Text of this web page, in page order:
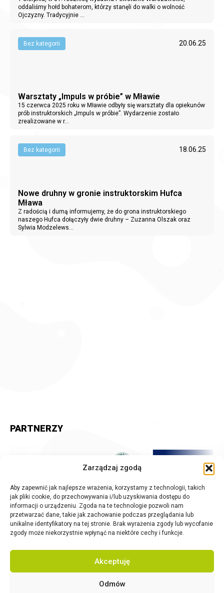
Zarządzaj zgodą
Aby zapewnić jak najlepsze wrażenia, korzystamy z technologii, takich
jak pliki cookie, do przechowywania i/lub uzyskiwania dostępu do
informacji o urządzeniu. Zgoda na te technologie pozwoli nam
przetwarzać dane, takie jak zachowanie podczas przeglądania lub
unikalne identyfikatory na tej stronie. Brak wyrażenia zgody lub wycofanie
zgody może niekorzystnie wpłynąć na niektóre cechy i funkcje.
Akceptuję
Odmów
oddaliśmy hołd bohaterom, którzy stanęli do walki o wolność
Ojczyzny. Tradycyjnie ...
Bez kategorii 20.06.25
Warsztaty „Impuls w próbie” w Mławie
15 czerwca 2025 roku w Mławie odbyły się warsztaty dla opiekunów
prób instruktorskich „Impuls w próbie”. Wydarzenie zostało
zrealizowane w r...
Bez kategorii 18.06.25
Nowe druhny w gronie instruktorskim Hufca
Mława
Z radością i dumą informujemy, że do grona instruktorskiego
naszego Hufca dołączyły dwie druhny – Zuzanna Olszak oraz
Sylwia Modzelews...
PARTNERZY